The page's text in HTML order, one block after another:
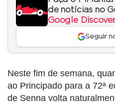
de notícias no
Google Discover
Seguir
Neste fim de semana,
ao Principado para a 72ª
de Senna volta